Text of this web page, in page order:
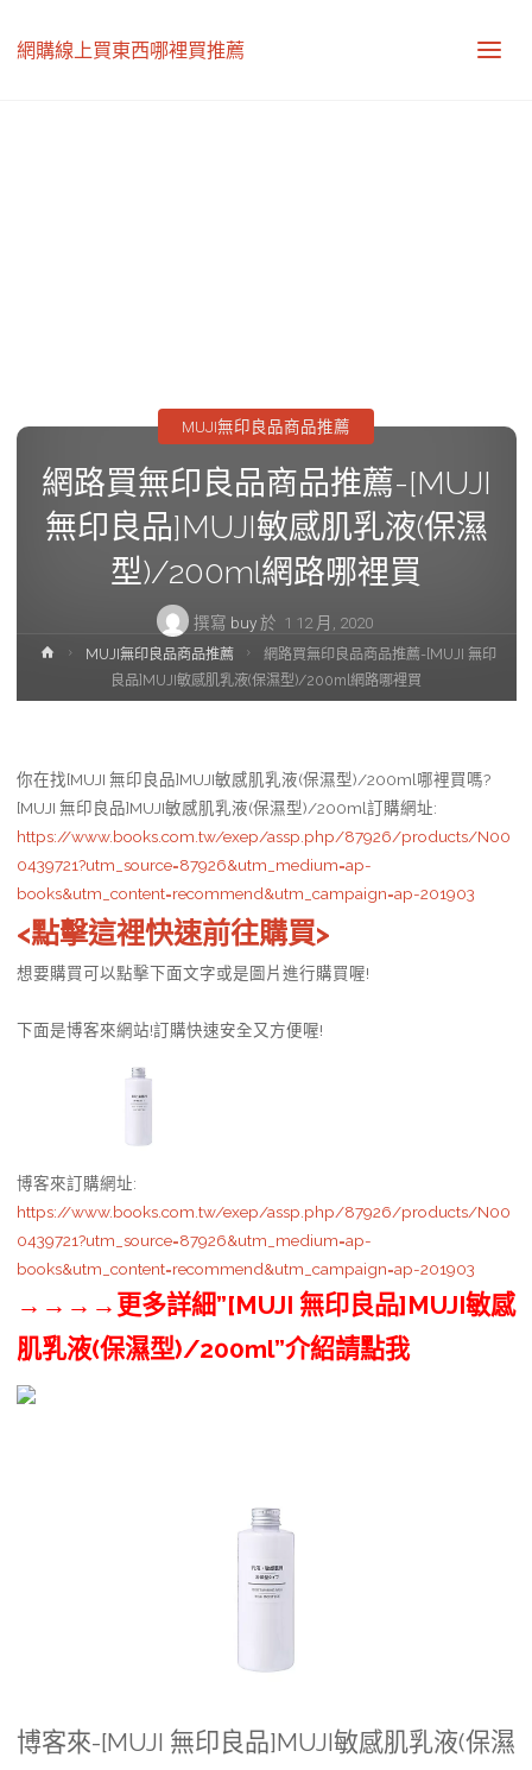
網購線上買東西哪裡買推薦
網路買無印良品商品推薦-[MUJI
無印良品]MUJI敏感肌乳液(保濕
型)/200ml網路哪裡買
撰寫 buy於 1 12 月, 2020
MUJI無印良品商品推薦
首
MUJI無印良品商品推薦
網路買無印良品商品推薦-[MUJI 無印
良品]MUJI敏感肌乳液(保濕型)/200ml網路哪裡買
你在找[MUJI 無印良品]MUJI敏感肌乳液(保濕型)/200ml哪裡買嗎?
[MUJI 無印良品]MUJI敏感肌乳液(保濕型)/200ml訂購網址:
https://www.books.com.tw/exep/assp.php/87926/products/N00
0439721?utm_source=87926&utm_medium=ap-
books&utm_content=recommend&utm_campaign=ap-201903
<點擊這裡快速前往購買>
想要購買可以點擊下面文字或是圖片進行購買喔!
下面是博客來網站!訂購快速安全又方便喔!
博客來訂購網址:
https://www.books.com.tw/exep/assp.php/87926/products/N00
0439721?utm_source=87926&utm_medium=ap-
books&utm_content=recommend&utm_campaign=ap-201903
→→→→更多詳細”[MUJI 無印良品]MUJI敏感
肌乳液(保濕型)/200ml”介紹請點我
博客來-[MUJI 無印良品]MUJI敏感肌乳液(保濕